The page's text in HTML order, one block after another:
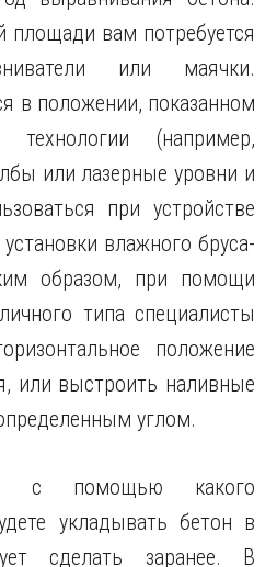
площади вам потребуется
или маячки.
в положении, показанном
(например,
или лазерные уровни и
при устройстве
влажного бруса-
образом, при помощи
типа специалисты
положение
или выстроить наливные
углом.
с помощью какого
укладывать бетон в
сделать заранее. В